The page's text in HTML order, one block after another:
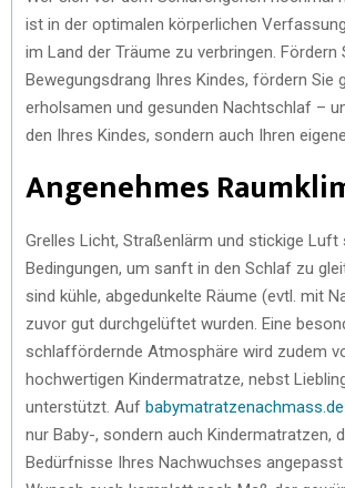
ist in der optimalen körperlichen
im Land der Träume zu verbringen. Fördern
Bewegungsdrang Ihres Kindes, fördern Sie
erholsamen und gesunden Nachtschlaf –
den Ihres Kindes, sondern auch Ihren
Angenehmes
Grelles Licht, Straßenlärm und stickige Luft
Bedingungen, um sanft in den Schlaf zu
sind kühle, abgedunkelte Räume (evtl. mit
zuvor gut durchgelüftet wurden. Eine
schlaffördernde Atmosphäre wird zudem
hochwertigen Kindermatratze, nebst
unterstützt. Auf babymatratzenachmass.de
nur Baby-, sondern auch Kindermatratzen,
Bedürfnisse Ihres Nachwuchses